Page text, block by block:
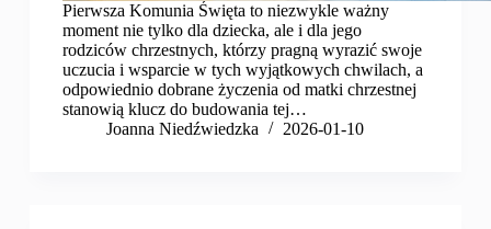
Pierwsza Komunia Święta to niezwykle ważny
moment nie tylko dla dziecka, ale i dla jego
rodziców chrzestnych, którzy pragną wyrazić swoje
uczucia i wsparcie w tych wyjątkowych chwilach, a
odpowiednio dobrane życzenia od matki chrzestnej
stanowią klucz do budowania tej…
Joanna Niedźwiedzka
2026-01-10